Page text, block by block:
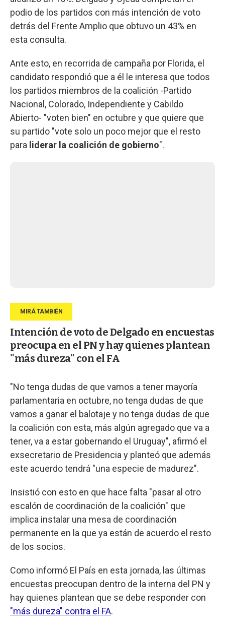
podio de los partidos con más intención de voto
detrás del Frente Amplio que obtuvo un 43% en
esta consulta.
Ante esto, en recorrida de campaña por Florida, el
candidato respondió que a él le interesa que todos
los partidos miembros de la coalición -Partido
Nacional, Colorado, Independiente y Cabildo
Abierto- "voten bien" en octubre y que quiere que
su partido "vote solo un poco mejor que el resto
para liderar la coalición de gobierno".
Intención de voto de Delgado en encuestas
preocupa en el PN y hay quienes plantean
"más dureza" con el FA
"No tenga dudas de que vamos a tener mayoría
parlamentaria en octubre, no tenga dudas de que
vamos a ganar el balotaje y no tenga dudas de que
la coalición con esta, más algún agregado que va a
tener, va a estar gobernando el Uruguay", afirmó el
exsecretario de Presidencia y planteó que además
este acuerdo tendrá "una especie de madurez".
Insistió con esto en que hace falta "pasar al otro
escalón de coordinación de la coalición" que
implica instalar una mesa de coordinación
permanente en la que ya están de acuerdo el resto
de los socios.
Como informó El País en esta jornada, las últimas
encuestas preocupan dentro de la interna del PN y
hay quienes plantean que se debe responder con
"más dureza" contra el FA.